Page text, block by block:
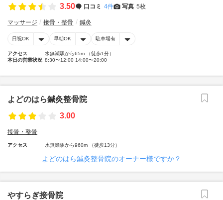
3.50 口コミ 4件 写真 5枚
マッサージ 接骨・整骨 鍼灸
日祝OK 早朝OK 駐車場有
アクセス
水無瀬駅から65m （徒歩1分）
本日の営業状況 8:30〜12:00 14:00〜20:00
よどのはら鍼灸整骨院
3.00
接骨・整骨
アクセス 水無瀬駅から960m （徒歩13分）
よどのはら鍼灸整骨院のオーナー様ですか？
やすらぎ接骨院